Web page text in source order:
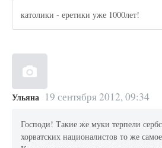
католики - еретики уже 1000лет!
Ульяна 19 сентября 2012, 09:34
Господи! Такие же муки терпели
хорватских националистов то же